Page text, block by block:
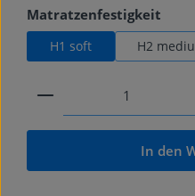
Matratzenfestigkeit
H1 soft H2
Produkt Anzahl: Gib
In den